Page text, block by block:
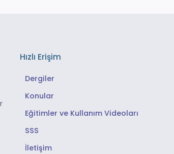
Hızlı Erişim
Dergiler
Konular
Eğitimler ve Kullanım Videoları
SSS
İletişim